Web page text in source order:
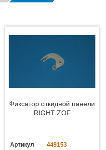
Фиксатор откидной панели
RIGHT ZOF
Артикул 449153